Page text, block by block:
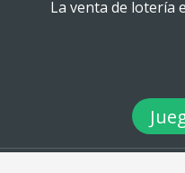
La venta de lotería